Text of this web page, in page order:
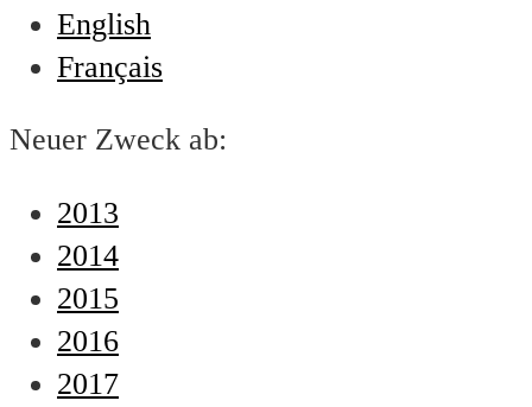
English
Français
Neuer Zweck ab:
2013
2014
2015
2016
2017